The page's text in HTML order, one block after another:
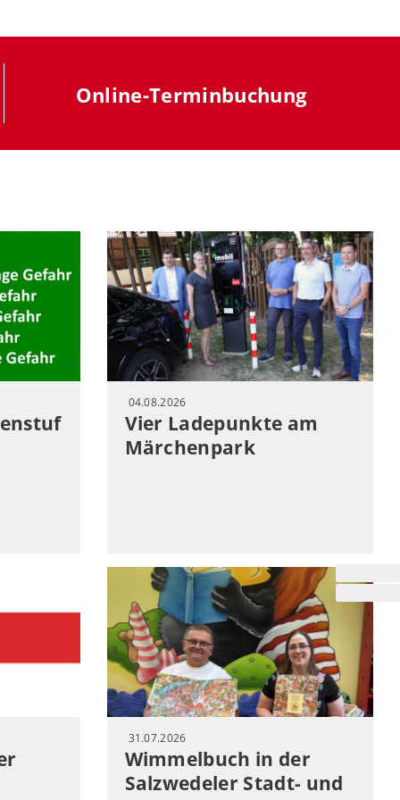
Online-Terminbuchung
04.08.2026
Vier Ladepunkte am
Märchenpark
31.07.2026
Wimmelbuch in der
Salzwedeler Stadt- und